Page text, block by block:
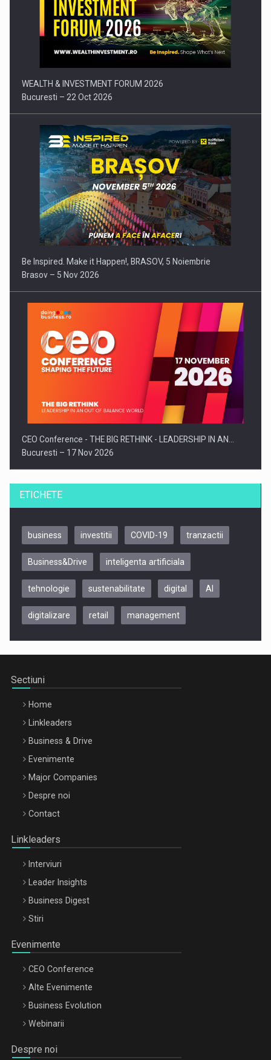
Comunicat de presa: Joburile part-time reincep sa intre pe…
WEALTH & INVESTMENT FORUM 2026
Bucuresti – 22 Oct 2026
Be Inspired. Make it Happen!, BRASOV, 5 Noiembrie
Brasov – 5 Nov 2026
CEO Conference - THE BIG RETHINK - LEADERSHIP IN AN…
Bucuresti – 17 Nov 2026
Be Inspired. Make it Happen!, CLUJ, 9 Decembrie
Be Inspired. Make it Happen!, ARTEMIS LETO, ORADEA, 8
Octombrie
ETICHETE
business investitii COVID-19 tranzactii
Business&Drive inteligenta artificiala
tehnologie sustenabilitate digital AI
digitalizare retail management
Sectiuni
Home
Linkleaders
Business & Drive
Evenimente
Major Companies
Despre noi
Contact
Linkleaders
Interviuri
Leader Insights
Business Digest
Stiri
Evenimente
CEO Conference
Alte Evenimente
Business Evolution
Webinarii
Despre noi